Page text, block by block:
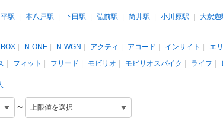
駅 本八戸駅 下田駅 弘前駅 筒井駅 小川原駅 大釈迦
N-ONE N-WGN アクティ アコード インサイト エ
フィット フリード モビリオ モビリオスパイク ライフ
~